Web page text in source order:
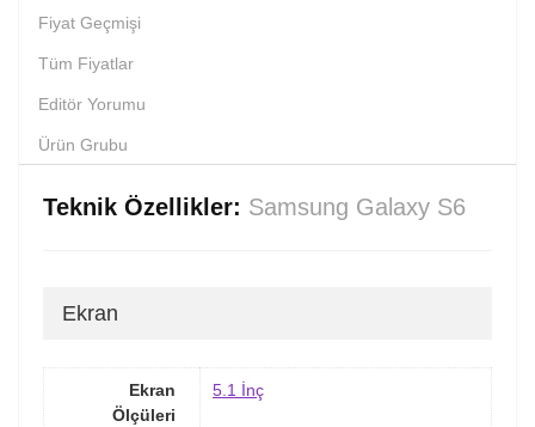
Fiyat Geçmişi
Tüm Fiyatlar
Editör Yorumu
Ürün Grubu
Teknik Özellikler: Samsung Galaxy S6
Ekran
Ekran
Ölçüleri
5.1 İnç